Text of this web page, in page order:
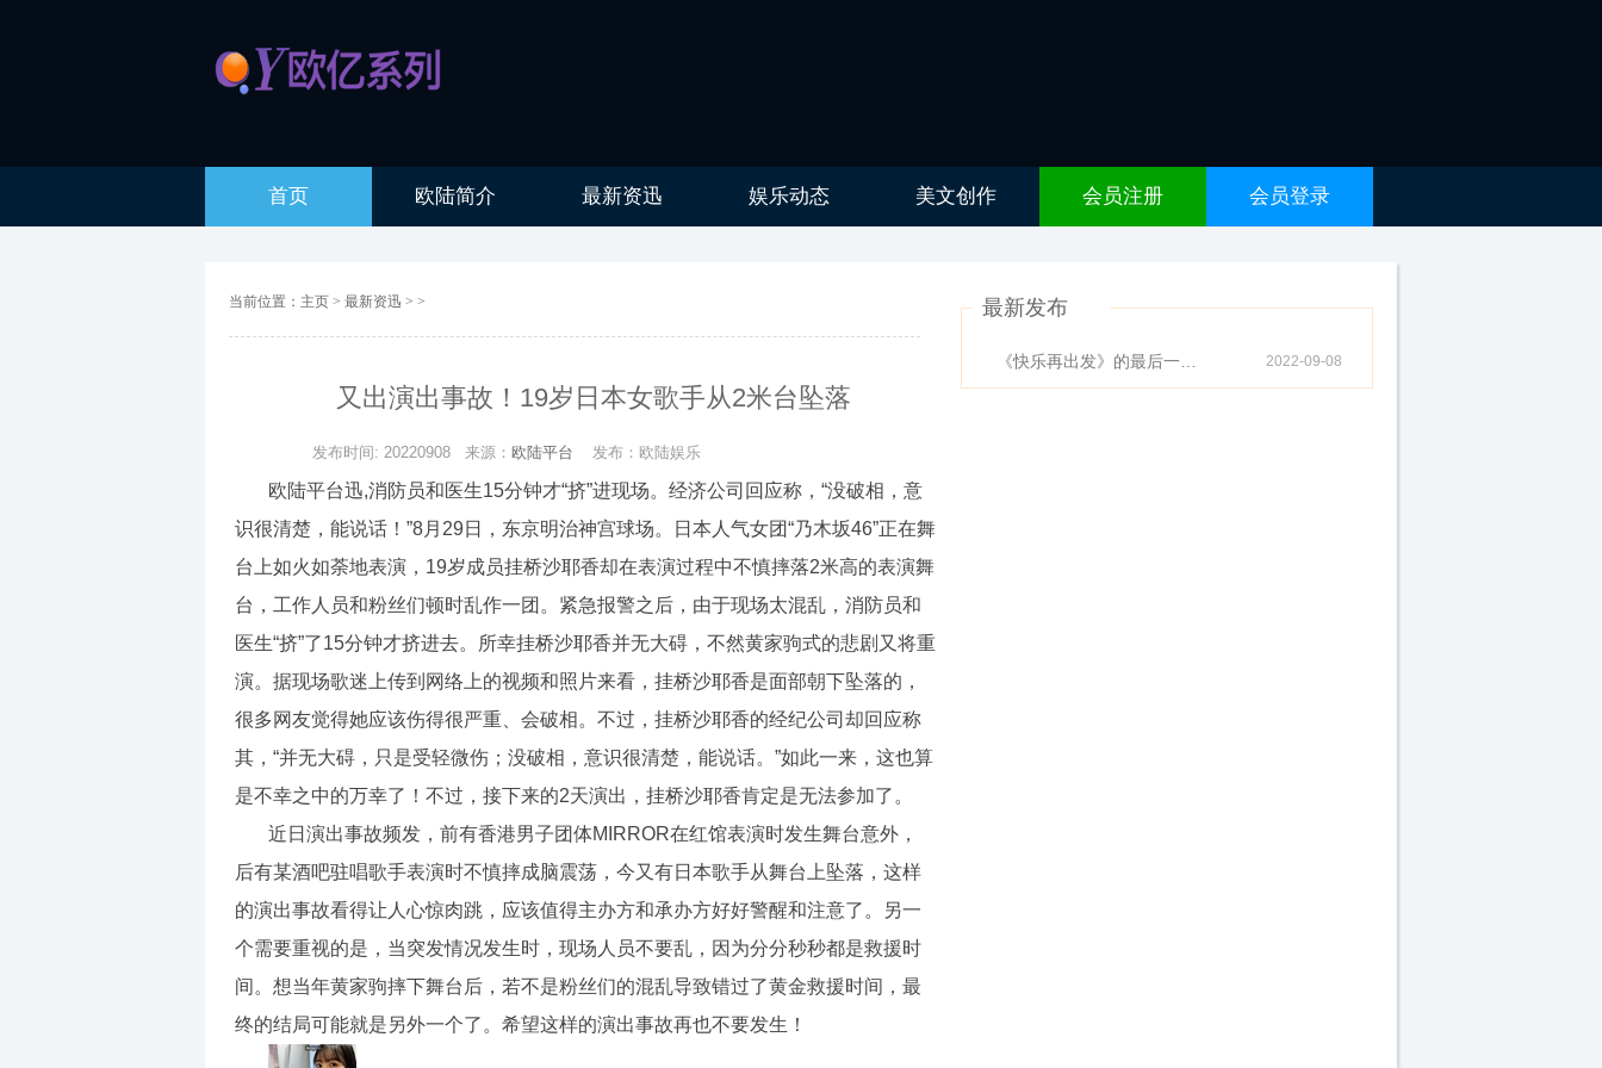
首页 欧陆简介 最新资迅 娱乐动态 美文创作 会员注册 会员登录
当前位置： 主页 > 最新资迅 > >
又出演出事故！19岁日本女歌手从2米台坠落
发布时间: 20220908 来源： 欧陆平台 发布：欧陆娱乐
欧陆平台迅,消防员和医生15分钟才“挤”进现场。经济公司回应称，“没破相，意
识很清楚，能说话！”8月29日，东京明治神宫球场。日本人气女团“乃木坂46”正在舞
台上如火如荼地表演，19岁成员挂桥沙耶香却在表演过程中不慎摔落2米高的表演舞
台，工作人员和粉丝们顿时乱作一团。紧急报警之后，由于现场太混乱，消防员和
医生“挤”了15分钟才挤进去。所幸挂桥沙耶香并无大碍，不然黄家驹式的悲剧又将重
演。据现场歌迷上传到网络上的视频和照片来看，挂桥沙耶香是面部朝下坠落的，
很多网友觉得她应该伤得很严重、会破相。不过，挂桥沙耶香的经纪公司却回应称
其，“并无大碍，只是受轻微伤；没破相，意识很清楚，能说话。”如此一来，这也算
是不幸之中的万幸了！不过，接下来的2天演出，挂桥沙耶香肯定是无法参加了。
近日演出事故频发，前有香港男子团体MIRROR在红馆表演时发生舞台意外，
后有某酒吧驻唱歌手表演时不慎摔成脑震荡，今又有日本歌手从舞台上坠落，这样
的演出事故看得让人心惊肉跳，应该值得主办方和承办方好好警醒和注意了。另一
个需要重视的是，当突发情况发生时，现场人员不要乱，因为分分秒秒都是救援时
间。想当年黄家驹摔下舞台后，若不是粉丝们的混乱导致错过了黄金救援时间，最
终的结局可能就是另外一个了。希望这样的演出事故再也不要发生！
最新发布
《快乐再出发》的最后一集让人感动落泪2022-09-08